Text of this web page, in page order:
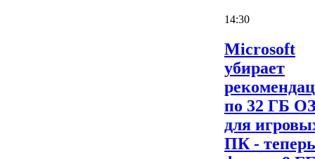
14:30
Microsoft
убирает
по 32 ГБ
для
ПК -